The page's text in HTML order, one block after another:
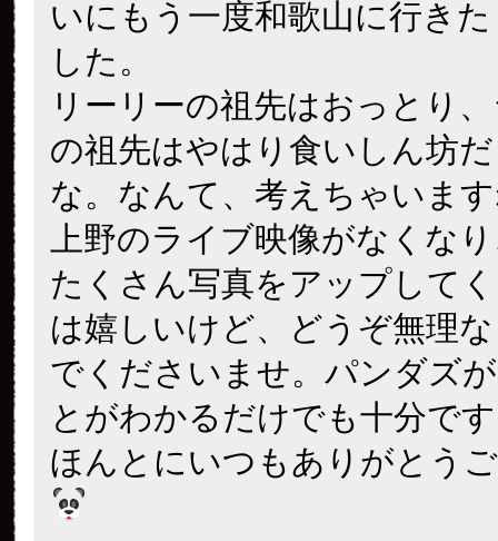
いにもう一度和歌山に行き
した。
リーリーの祖先はおっとり
の祖先はやはり食いしん坊
な。なんて、考えちゃいま
上野のライブ映像がなくな
たくさん写真をアップして
は嬉しいけど、どうぞ無理
でくださいませ。パンダズ
とがわかるだけでも十分で
ほんとにいつもありがとう